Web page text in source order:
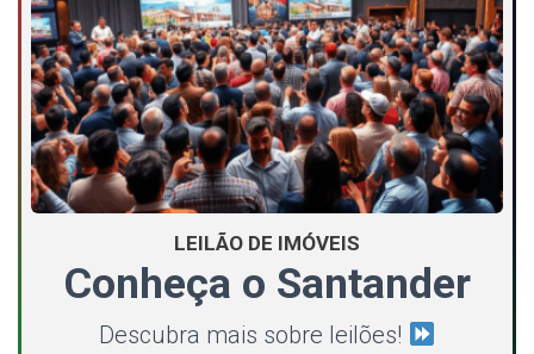
LEILÃO DE IMÓVEIS
Conheça o Santander
Descubra mais sobre leilões!